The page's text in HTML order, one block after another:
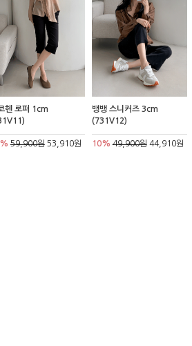
헨 로퍼 1cm
59,900원53,910원
뱅뱅 스니커즈 3cm
(731V12)
10% 49,900원44,910원